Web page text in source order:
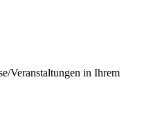
Veranstaltungen in Ihrem